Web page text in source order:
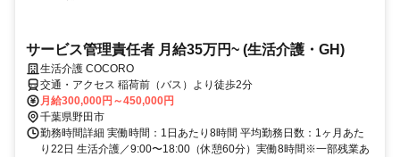
サービス管理責任者 月給35万円~ (生活介護・GH)
生活介護 COCORO
交通・アクセス 稲荷前（バス）より徒歩2分
月給300,000円～450,000円
千葉県野田市
勤務時間詳細 実働時間：1日あたり8時間 平均勤務日数：1ヶ月あた
り22日 生活介護／9:00〜18:00（休憩60分）実働8時間※一部残業あ